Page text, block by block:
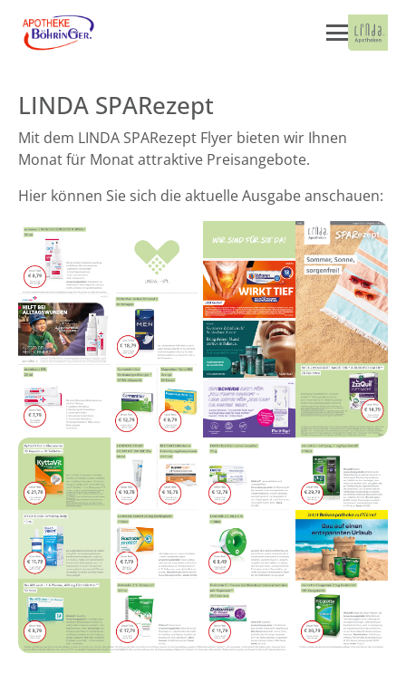
LINDA SPARezept
Mit dem LINDA SPARezept Flyer bieten wir Ihnen
Monat für Monat attraktive Preisangebote.
Hier können Sie sich die aktuelle Ausgabe anschauen: